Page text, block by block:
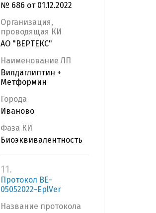
№ 686 от 01.12.2022
Организация,
проводящая КИ
АО "ВЕРТЕКС"
Наименование ЛП
Вилдаглиптин +
Метформин
Города
Иваново
Фаза КИ
Биоэквивалентность
11.
Протокол BE-
05052022-EplVer
Название протокола